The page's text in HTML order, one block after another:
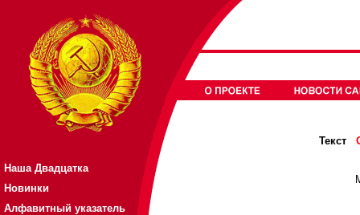
Наша Двадцатка
Новинки
Алфавитный указатель
Текст